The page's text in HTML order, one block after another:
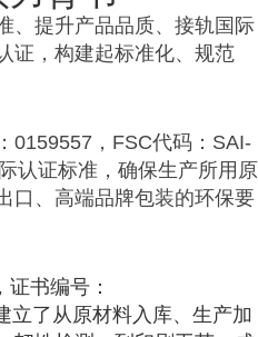
、提升产品品质、接轨国际
证，构建起标准化、规范
0159557，FSC代码：SAI-
认证标准，确保生产所用原
口、高端品牌包装的环保要
，证书编号：
立了从原材料入库、生产加